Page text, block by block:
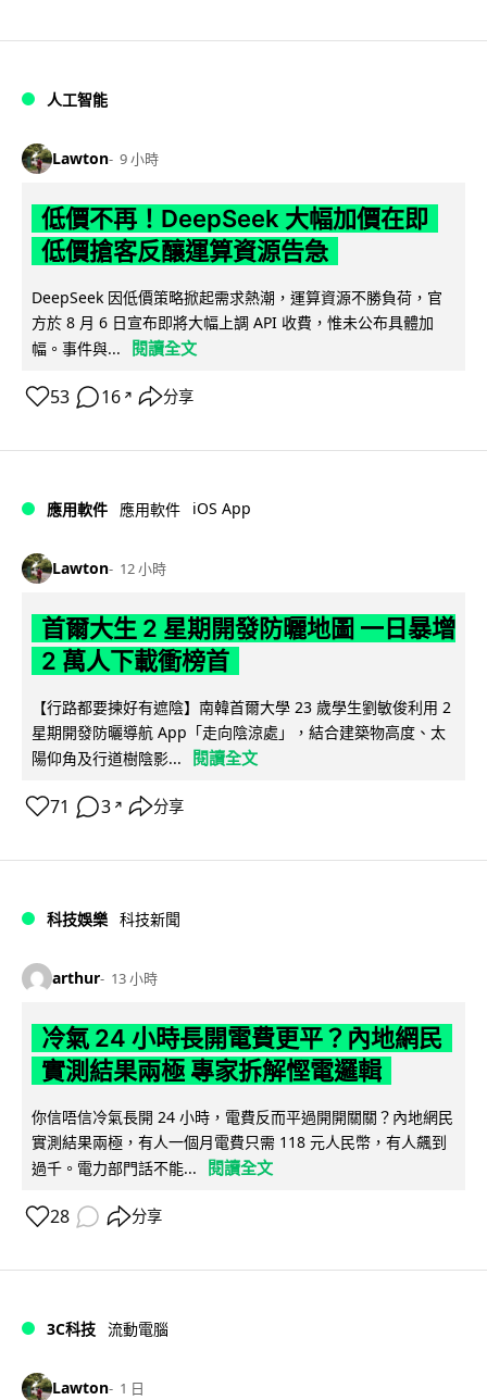
人工智能
Lawton 9 小時
低價不再！DeepSeek 大幅加價在即
低價搶客反釀運算資源告急
DeepSeek 因低價策略掀起需求熱潮，運算資源不勝負荷，官
方於 8 月 6 日宣布即將大幅上調 API 收費，惟未公布具體加
幅。事件與...
閱讀全文
53 16 ↗ 分享
應用軟件 應用軟件 iOS App
Lawton 12 小時
首爾大生 2 星期開發防曬地圖 一日暴增
2 萬人下載衝榜首
【行路都要揀好有遮陰】南韓首爾大學 23 歲學生劉敏俊利用 2
星期開發防曬導航 App「走向陰涼處」，結合建築物高度、太
陽仰角及行道樹陰影...
閱讀全文
71 3 ↗ 分享
科技娛樂 科技新聞
arthur 13 小時
冷氣 24 小時長開電費更平？內地網民
實測結果兩極 專家拆解慳電邏輯
你信唔信冷氣長開 24 小時，電費反而平過開開關關？內地網民
實測結果兩極，有人一個月電費只需 118 元人民幣，有人飆到
過千。電力部門話不能...
閱讀全文
28 分享
3C科技 流動電腦
Lawton 1 日